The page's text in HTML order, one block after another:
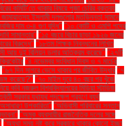
কমিটি’তে থাকার বিষয়ে পূজা চেরির বক্তব্য
জামায়াতসহ ইসলামী দলগুলোর মতভিন্নতা সামনে
দাম ৩-৪ গুণ বৃদ্ধি" "১০ কোটি ও এমপি পদের
সামান্তার" "১৫ বছরে বিচার ছাড়া ১৯২৬ জনের
বিরুদ্ধে" "১৮তম শিক্ষক নিবন্ধনের লিখিত
আয় দুই বিলিয়ন ডলার অতিক্রম করেছে" "২৭টি
"৪ নভেম্বর সংবিধান দিবস ও ৭ মার্চের
"৬৭ দিন সাগরে ভেসে থাকার পর জীবিত উদ্ধার "৭
করেছে?" "৭০ মাইল দূরে ৪০ বছর পর খুঁজে
কবি নজরুল বিশ্ববিদ্যালয়ের মিডিয়া স্টাডিজ
সরকার যথাযথ পদক্ষেপ গ্রহণে ব্যর্থ
উপকারিতা" "অভিবাসী পরিবারের সন্তান
"অমুক ব্যবসায়ীর রাজনৈতিক দলের সঙ্গে
"অযথা সময় নষ্ট করে সরকারে থাকার কোনো ইচ্ছা